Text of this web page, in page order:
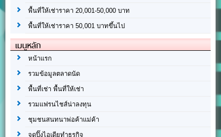
พื้นที่ให้เช่าราคา 20,001-50,000 บาท
พื้นที่ให้เช่าราคา 50,001 บาทขึ้นไป
เมนูหลัก
หน้าแรก
รวมข้อมูลตลาดนัด
พื้นที่เช่า พื้นที่ให้เช่า
รวมแฟรนไชส์น่าลงทุน
ชุมชนสนทนาพ่อค้าแม่ค้า
จุดปิ๊งไอเดียทำธุรกิจ